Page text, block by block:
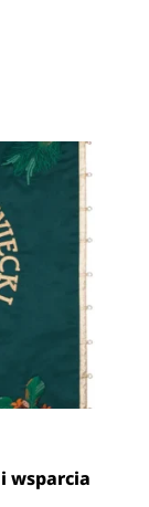
wsparcia